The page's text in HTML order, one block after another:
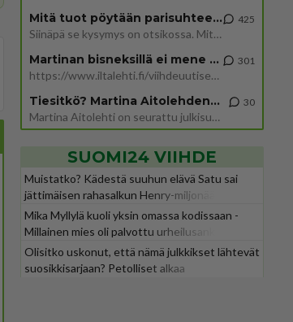
Mitä tuot pöytään parisuhteessa?
Siinäpä se kysymys on otsikossa. Mitäpä siis tuot/toisit pöytään parisuhteessa? Oletko mies vai nainen? Koetko sen mitä
425
Martinan bisneksillä ei mene hyvin
https://www.iltalehti.fi/viihdeuutiset/a/c46da6ab-340f-4790-aaa7-0865eed2336 Yrityksen konkurssihakemus on tullut kärä
301
Tiesitkö? Martina Aitolehden isäpuoli on tämä suosittu laulaja
Martina Aitolehti on seurattu julkisuuden henkilö. Lähipiiriin mahtuu muitakin tunnettuja henkilöitä. Tiesitkö, että Ma
30
SUOMI24 VIIHDE
Muistatko? Kädestä suuhun elävä Satu sai
jättimäisen rahasalkun Henry-miljonääriltä
Mika Myllylä kuoli yksin omassa kodissaan -
Millainen mies oli palvottu urheilusankari?
Olisitko uskonut, että nämä julkkikset lähtevät
suosikkisarjaan? Petolliset alkaa